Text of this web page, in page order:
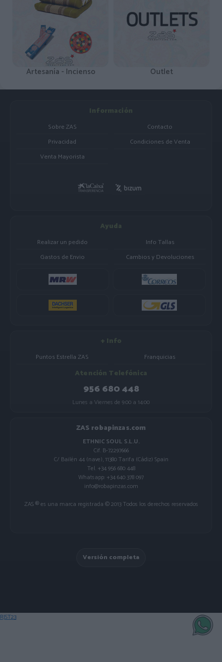
Artesanía - Incienso Outlet
Información
Sobre ZAS
Contacto
Privacidad
Condiciones de Venta
Venta Mayorista
Ayuda
Realizar un pedido
Info Tallas
Gastos de Envio
Cambios y Devoluciones
+ Info
Puntos Estrella ZAS Franquicias
Atención Telefónica
956 680 448
Lunes a Viernes de 9:00 a 14:00
ZAS robapinzas.com
ETHNIC SOUL S.L.U.
Cif. B-72297666
C/ Bailén 44 (nave), 11380 Tarifa (Cádiz) Spain
Tel. +34 956 680 448
Whatsapp: +34 640 378 097
info@robapinzas.com
ZAS ® es una marca registrada © 2013 Todos los derechos reservados
Versión completa
RJST23